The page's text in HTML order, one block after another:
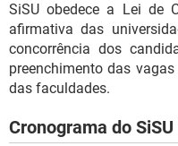
SiSU obedece a Lei de
afirmativa das
concorrência dos
preenchimento das
das faculdades.
Cronograma do SiSU